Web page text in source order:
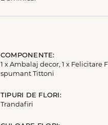
COMPONENTE:
1 x Ambalaj decor, 1 x Felicitare
spumant Tittoni
TIPURI DE FLORI:
Trandafiri